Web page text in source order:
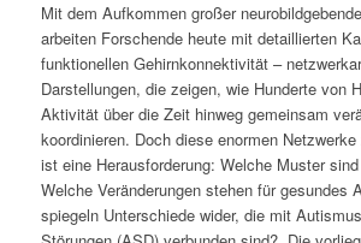
Mit dem Aufkommen großer
arbeiten Forschende heute mit detaillierten
funktionellen Gehirnkonnektivität –
Darstellungen, die zeigen, wie Hunderte von
Aktivität über die Zeit hinweg gemeinsam
koordinieren. Doch diese enormen
ist eine Herausforderung: Welche Muster
Welche Veränderungen stehen für gesundes
spiegeln Unterschiede wider, die mit